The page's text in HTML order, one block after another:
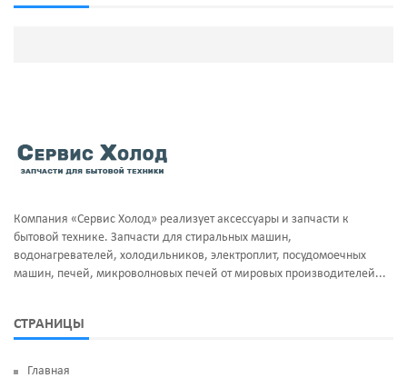
Компания «Сервис Холод» реализует аксессуары и запчасти к
бытовой технике. Запчасти для стиральных машин,
водонагревателей, холодильников, электроплит, посудомоечных
машин, печей, микроволновых печей от мировых производителей...
СТРАНИЦЫ
Главная